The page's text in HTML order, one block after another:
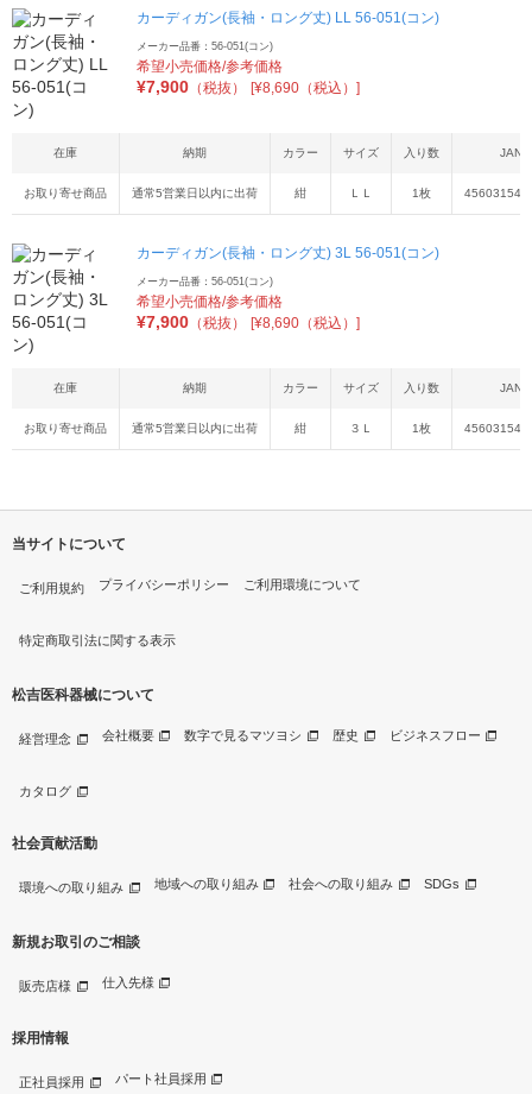
カーディガン(長袖・ロング丈) LL 56-051(コン)
メーカー品番：56-051(コン)
希望小売価格/参考価格
¥7,900 （税抜） [¥8,690（税込）]
在庫 納期 カラー サイズ 入り数 JAN
お取り寄せ商品 通常5営業日以内に出荷 紺 ＬＬ 1枚
カーディガン(長袖・ロング丈) 3L 56-051(コン)
メーカー品番：56-051(コン)
希望小売価格/参考価格
¥7,900 （税抜） [¥8,690（税込）]
在庫 納期 カラー サイズ 入り数 JAN
お取り寄せ商品 通常5営業日以内に出荷 紺 ３Ｌ 1枚
当サイトについて
ご利用規約 プライバシーポリシー ご利用環境について
特定商取引法に関する表示
松吉医科器械について
経営理念 会社概要 数字で見るマツヨシ 歴史 ビジネスフロー
カタログ
社会貢献活動
環境への取り組み 地域への取り組み 社会への取り組み SDGs
新規お取引のご相談
販売店様 仕入先様
採用情報
正社員採用 パート社員採用